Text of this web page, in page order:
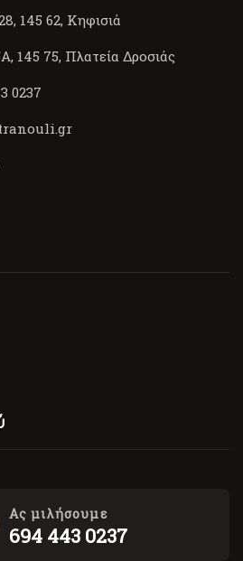
145 62, Κηφισιά
145 75, Πλατεία Δροσιάς
0237
Ας μιλήσουμε
694 443 0237